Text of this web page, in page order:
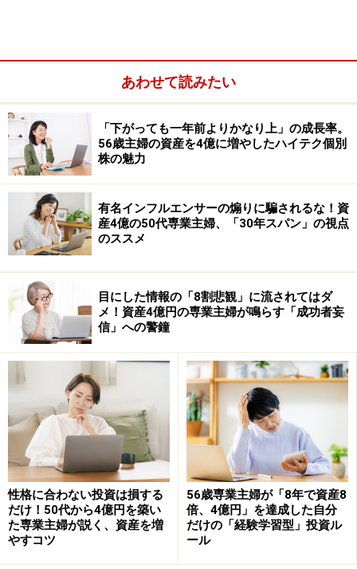
また、日本円で取引できるため、為替の影響を直接受け
にくいことも特徴です。
米国株ETFの魅力
一方で、米国株ETFでは、
NASDAQ100
S&P500
などに連動する商品が人気です。米国には世界的なIT企
業や消費関連企業など大型株が多く存在しており、世界
経済をけん引する存在として注目されています。
例えば、
あわせて読みたい
「下がっても一年前よりかなり上」の成長率。
56歳主婦の資産を4億に増やしたハイテク個別
株の魅力
有名インフルエンサーの煽りに騙されるな！資
産4億の50代専業主婦、「30年スパン」の視点
のススメ
目にした情報の「8割悲観」に流されてはダ
メ！資産4億円の専業主婦が鳴らす「成功者妄
信」への警鐘
性格に合わない投資は損する
だけ！50代から4億円を築い
た専業主婦が説く、資産を増
やすコツ
56歳専業主婦が「8年で資産8
倍、4億円」を達成した自分
だけの「経験学習型」投資ル
ール